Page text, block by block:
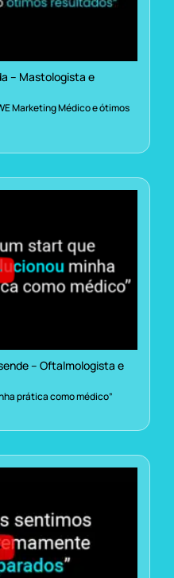
– Mastologista e
Marketing Médico e ótimos
– Oftalmologista e
prática como médico”